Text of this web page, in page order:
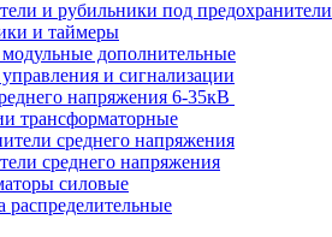
и рубильники под предохранители
и таймеры
дополнительные
и сигнализации
напряжения 6-35кВ
трансформаторные
среднего напряжения
среднего напряжения
силовые
распределительные